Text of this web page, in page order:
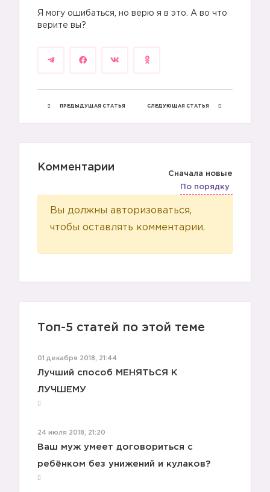
Я могу ошибаться, но верю я в это. А во что
верите вы?
ПРЕДЫДУЩАЯ СТАТЬЯ СЛЕДУЮЩАЯ СТАТЬЯ
Комментарии
Сначала новые
По порядку
Вы должны авторизоваться,
чтобы оставлять комментарии.
Топ-5 статей по этой теме
01 декабря 2018, 21:44
Лучший способ МЕНЯТЬСЯ К
ЛУЧШЕМУ
24 июля 2018, 21:20
Ваш муж умеет договориться с
ребёнком без унижений и кулаков?